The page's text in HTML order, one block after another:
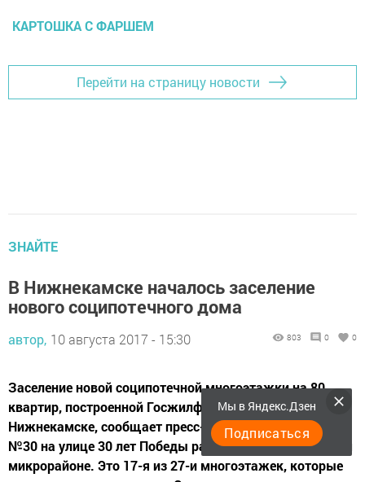
КАРТОШКА С ФАРШЕМ
Перейти на страницу новости
ЗНАЙТЕ
В Нижнекамске началось заселение
нового соципотечного дома
автор, 10 августа 2017 - 15:30 803 0 0
Заселение новой соципотечной многоэтажки на 80
квартир, построенной Госжилфондом, началось в
Нижнекамске, сообщает пресс-служба мэрии. Дом
№30 на улице 30 лет Победы расположен в новом 47-м
микрорайоне. Это 17-я из 27-и многоэтажек, которые
Мы в Яндекс.Дзен
Подписаться